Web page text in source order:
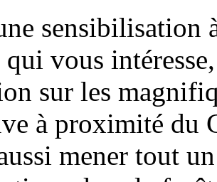
sensibilisation
vous
sur les
à proximité du
mener tout